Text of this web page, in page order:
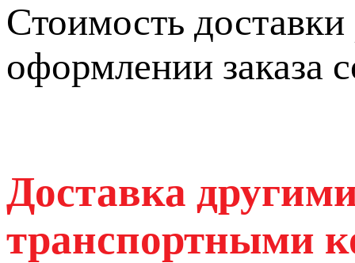
Стоимость
оформлении заказа
Доставка
транспортными